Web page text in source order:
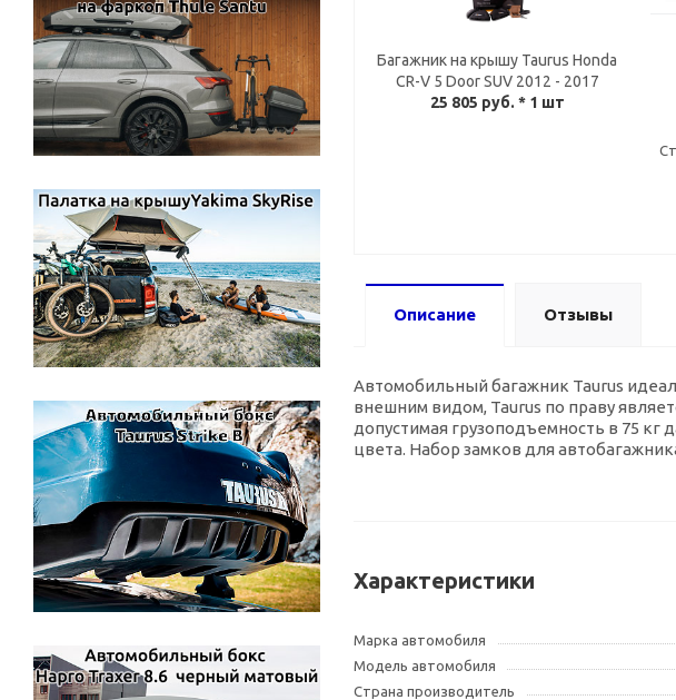
Багажник на крышу Taurus Honda
CR-V 5 Door SUV 2012 - 2017
25 805 руб. * 1 шт
Описание Отзывы
Автомобильный багажник Taurus
внешним видом, Taurus по праву
допустимая грузоподъемность в 75
цвета. Набор замков для
Характеристики
Марка автомобиля
Модель автомобиля
Страна производитель